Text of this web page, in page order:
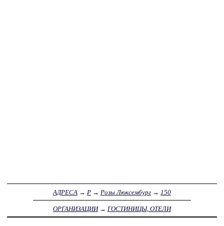
АДРЕСА → Р → Розы Люксембург → 150
ОРГАНИЗАЦИИ→ ГОСТИНИЦЫ, ОТЕЛИ